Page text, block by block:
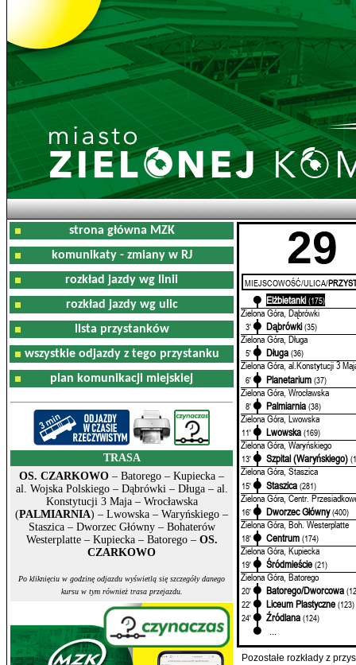
strona główna MZK
komunikaty - zmiany w RJ
rozkład jazdy wg linii
rozkład jazdy wg ulic
lista przystanków
wszystkie odjazdy z tego przystanku
plan komunikacji miejskiej
TRASA
OS. CZARKOWO – Batorego – Kupiecka –
al. Wojska Polskiego – Dąbrówki – Długa – al.
Konstytucji 3 Maja – Wrocławska
(PALMIARNIA) – Lwowska – Waryńskiego –
Staszica – Dworzec Główny – Bohaterów
Westerplatte – Kupiecka – Batorego – OS.
CZARKOWO
Po kliknięciu w godzinę odjazdu wyświetlą się szczegóły danego
kursu w tym również trasa przejazdu.
29
MIEJSCOWOŚĆ/ULICA/
Elżbietanki (175)
Zielona Góra, Dąbrówki
3' Dąbrówki (35)
Zielona Góra, Długa
5' Długa (36)
Zielona Góra, al.Konstytucji 3
6' Planetarium (37)
Zielona Góra, Wrocławska
8' Palmiarnia (38)
Zielona Góra, Lwowska
11' Lwowska (169)
Zielona Góra, Waryńskiego
13' Szpital (Waryńskiego)
Zielona Góra, Staszica
15' Staszica (281)
Zielona Góra, Centr.
16' Dworzec Główny (400)
Zielona Góra, Boh. Westerplatte
18' Centrum (174)
Zielona Góra, Kupiecka
19' Śródmieście (21)
Zielona Góra, Batorego
20' Batorego/Dworcowa
22'
Liceum Plastyczne (123)
24'
Źródlana (124)
...
Pozostałe rozkłady z